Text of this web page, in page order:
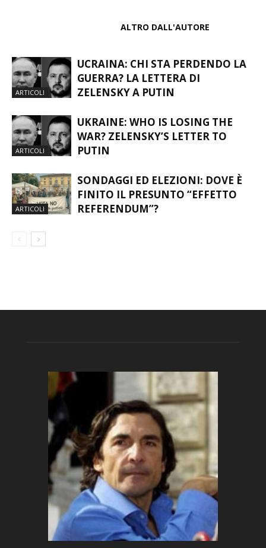
ALTRO DALL'AUTORE
ARTICOLI
UCRAINA: CHI STA PERDENDO LA
GUERRA? LA LETTERA DI
ZELENSKY A PUTIN
ARTICOLI
UKRAINE: WHO IS LOSING THE
WAR? ZELENSKY’S LETTER TO
PUTIN
ARTICOLI
SONDAGGI ED ELEZIONI: DOVE È
FINITO IL PRESUNTO “EFFETTO
REFERENDUM”?